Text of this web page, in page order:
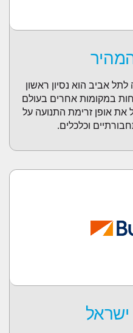
אביב הוא נסיון ראשון
במקומות אחרים בעולם
אופן זרימת התנועה על
וכלכלים.